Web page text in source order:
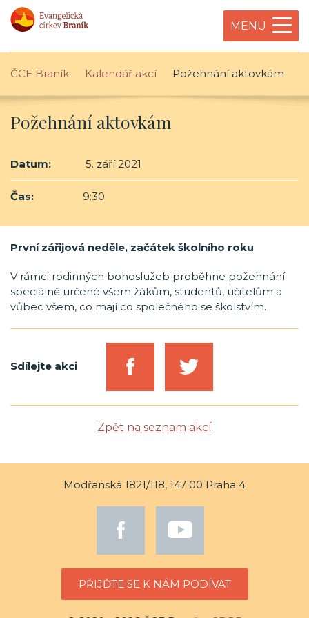
MENU
ČCE Braník Kalendář akcí Požehnání aktovkám
Požehnání aktovkám
Datum: 5. září 2021
Čas: 9:30
První zářijová neděle, začátek školního roku
V rámci rodinných bohoslužeb proběhne požehnání
speciálně určené všem žákům, studentů, učitelům a
vůbec všem, co mají co společného se školstvím.
Sdílejte akci
Zpět na seznam akcí
Modřanská 1821/118, 147 00 Praha 4
PŘIJĎTE SE K NÁM PODÍVAT